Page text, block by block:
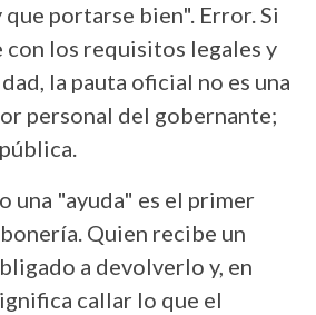
que portarse bien". Error. Si
con los requisitos legales y
la pauta oficial no es una
personal del gobernante;
una "ayuda" es el primer
Quien recibe un
a devolverlo y, en
callar lo que el